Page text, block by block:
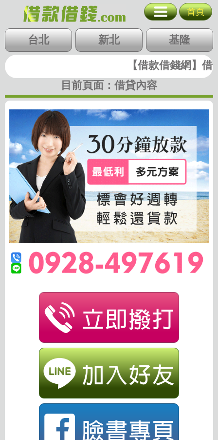
30分鐘放款
首頁
台北 新北 基隆
北北基 桃竹苗 中彰投
快速借錢
目前頁面： 借貸內容
【借款借錢網】借
台北 新北
基隆
苗栗
彰化
雲林
嘉義
台南
高雄
屏東
支票貼現
代墊款
房地二胎 歷史圖稿
回首頁 回上一頁 廣告刊登
隱私權政策 關閉選單